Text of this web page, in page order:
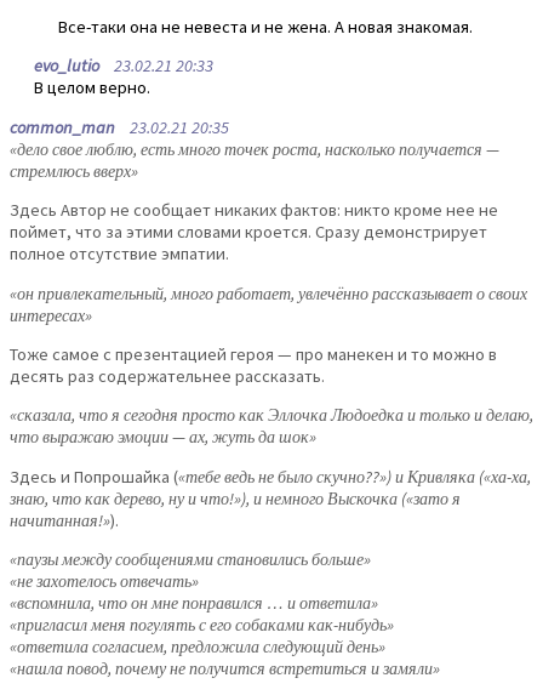
Все-таки она не невеста и не жена. А новая знакомая.
evo_lutio23.02.21 20:33
В целом верно.
common_man 23.02.21 20:35
«дело свое люблю, есть много точек роста, насколько получается —
стремлюсь вверх»
Здесь Автор не сообщает никаких фактов: никто кроме нее не
поймет, что за этими словами кроется. Сразу демонстрирует
полное отсутствие эмпатии.
«он привлекательный, много работает, увлечённо рассказывает о своих
интересах»
Тоже самое с презентацией героя — про манекен и то можно в
десять раз содержательнее рассказать.
«сказала, что я сегодня просто как Эллочка Людоедка и только и делаю,
что выражаю эмоции — ах, жуть да шок»
Здесь и Попрошайка («тебе ведь не было скучно??») и Кривляка («ха-ха,
знаю, что как дерево, ну и что!»), и немного Выскочка («зато я
начитанная!»).
«паузы между сообщениями становились больше»
«не захотелось отвечать»
«вспомнила, что он мне понравился … и ответила»
«пригласил меня погулять с его собаками как-нибудь»
«ответила согласием, предложила следующий день»
«нашла повод, почему не получится встретиться и замяли»